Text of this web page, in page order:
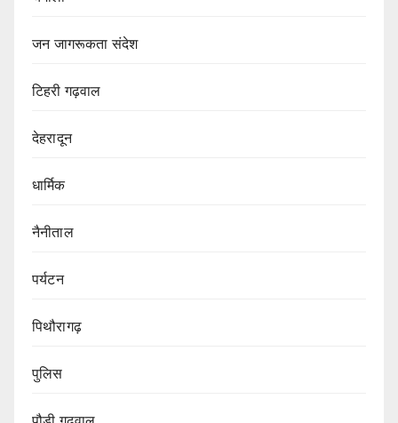
जन जागरूकता संदेश
टिहरी गढ़वाल
देहरादून
धार्मिक
नैनीताल
पर्यटन
पिथौरागढ़
पुलिस